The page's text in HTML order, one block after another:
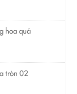
hoa quả
tròn 02